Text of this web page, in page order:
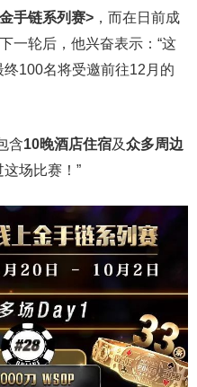
手链系列赛> ，而在日前成
下一轮后，他兴奋表示：“这
100名将受邀前往12月的
含10晚酒店住宿及众多周边
这场比赛！”